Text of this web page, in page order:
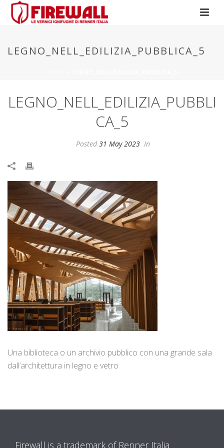
LEGNO_NELL_EDILIZIA_PUBBLICA_5
LEGNO_NELL_EDILIZIA_PUBBLI
CA_5
Posted 31 May 2023 In
Una biblioteca o un archivio pubblico con una grande sala
dall’architettura in legno e vetro
Firewall is a trademark of Renner Italia